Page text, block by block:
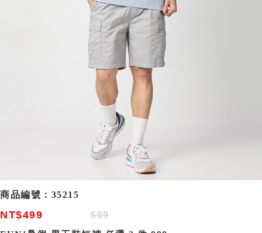
商品編號： 35215
NT$499
599